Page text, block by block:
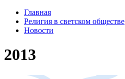
Главная
Религия в светском обществе
Новости
2013